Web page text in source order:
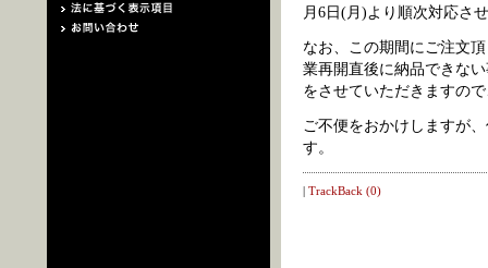
月6日(月)より順次対応さ
なお、この期間にご注文
業再開直後に納品できな
をさせていただきますの
ご不便をおかけしますが
す。
| TrackBack (0)